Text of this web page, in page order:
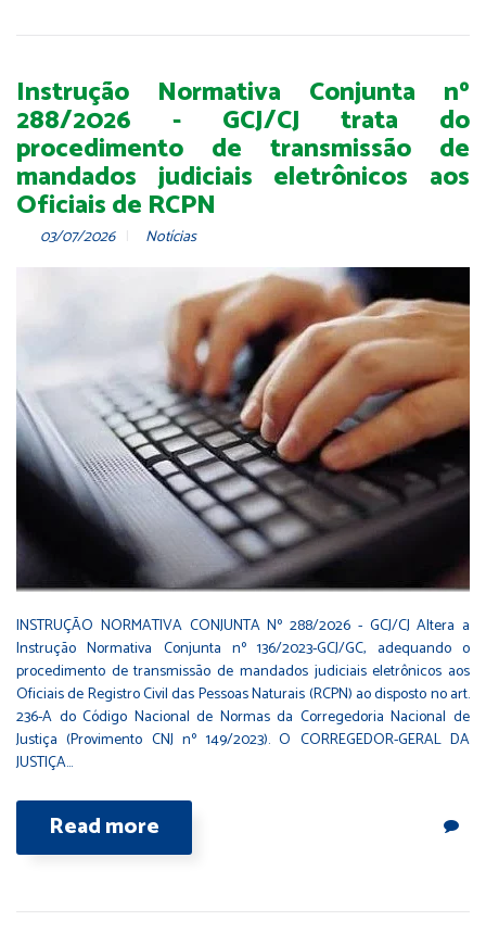
Instrução Normativa Conjunta nº
288/2026 - GCJ/CJ trata do
procedimento de transmissão de
mandados judiciais eletrônicos aos
Oficiais de RCPN
03/07/2026 Notícias
INSTRUÇÃO NORMATIVA CONJUNTA Nº 288/2026 - GCJ/CJ Altera a
Instrução Normativa Conjunta nº 136/2023-GCJ/GC, adequando o
procedimento de transmissão de mandados judiciais eletrônicos aos
Oficiais de Registro Civil das Pessoas Naturais (RCPN) ao disposto no art.
236-A do Código Nacional de Normas da Corregedoria Nacional de
Justiça (Provimento CNJ nº 149/2023). O CORREGEDOR-GERAL DA
JUSTIÇA…
Read more